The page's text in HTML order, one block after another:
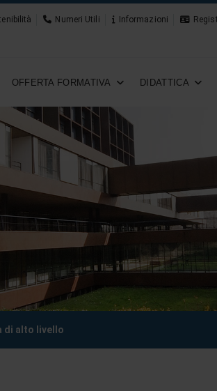
Numeri Utili Informazioni
OFFERTA FORMATIVA DIDATTICA
di alto livello